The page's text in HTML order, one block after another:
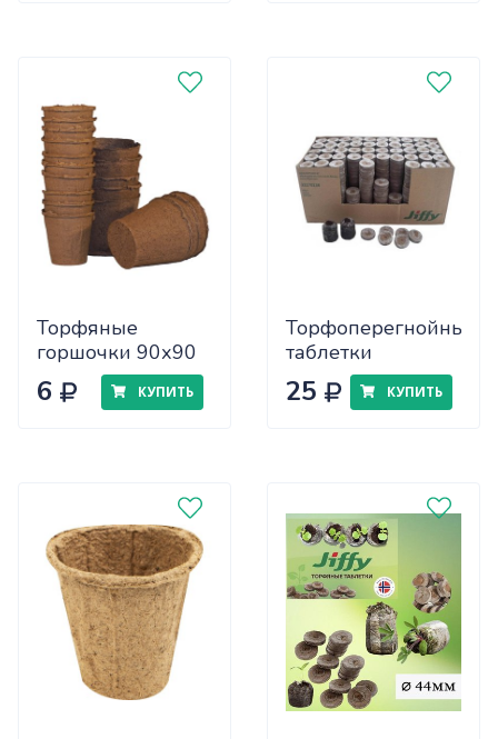
Торфяные
горшочки 90х90
круг х200
6 КУПИТЬ
Торфоперегнойные
таблетки
Джифи-7 (41мм)
25 КУПИТЬ